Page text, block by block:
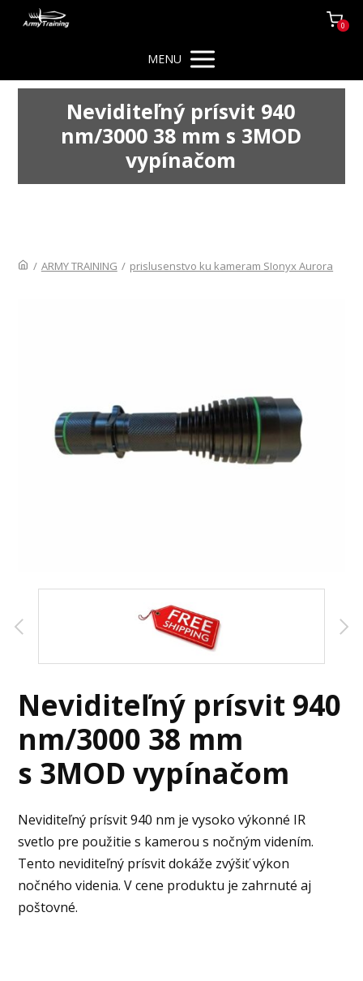
0
MENU
Neviditeľný prísvit 940
nm/3000 38 mm s 3MOD
vypínačom
/ ARMY TRAINING / prislusenstvo ku kameram SIonyx Aurora
Neviditeľný prísvit 940
nm/3000 38 mm
s 3MOD vypínačom
Neviditeľný prísvit 940 nm je vysoko výkonné IR
svetlo pre použitie s kamerou s nočným videním.
Tento neviditeľný prísvit dokáže zvýšiť výkon
nočného videnia. V cene produktu je zahrnuté aj
poštovné.